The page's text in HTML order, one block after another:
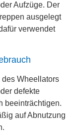
Aufzüge. Der
ausgelegt
verwendet
Wheellators
defekte
beeinträchtigen.
auf Abnutzung